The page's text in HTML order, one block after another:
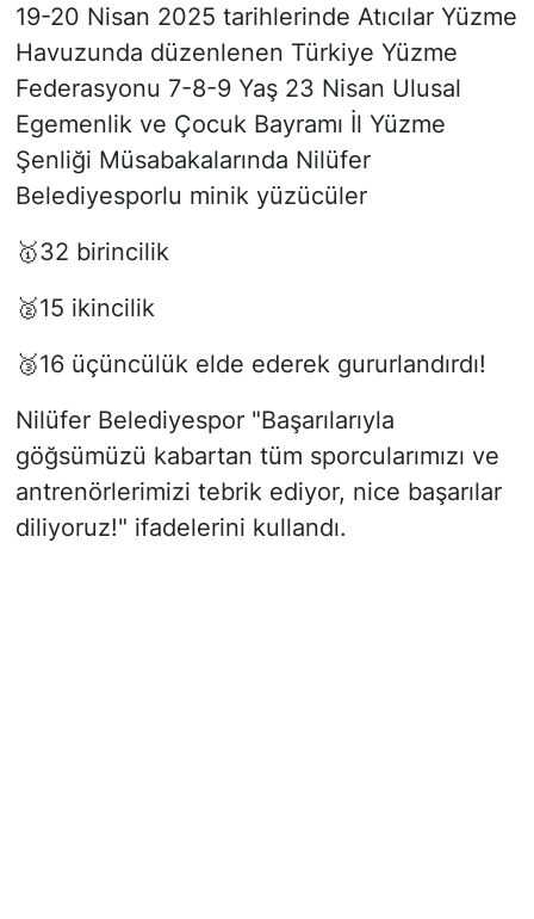
19-20 Nisan 2025 tarihlerinde Atıcılar Yüzme
Havuzunda düzenlenen Türkiye Yüzme
Federasyonu 7-8-9 Yaş 23 Nisan Ulusal
Egemenlik ve Çocuk Bayramı İl Yüzme
Şenliği Müsabakalarında Nilüfer
Belediyesporlu minik yüzücüler
🥇32 birincilik
🥈15 ikincilik
🥉16 üçüncülük elde ederek gururlandırdı!
Nilüfer Belediyespor "Başarılarıyla
göğsümüzü kabartan tüm sporcularımızı ve
antrenörlerimizi tebrik ediyor, nice başarılar
diliyoruz!" ifadelerini kullandı.